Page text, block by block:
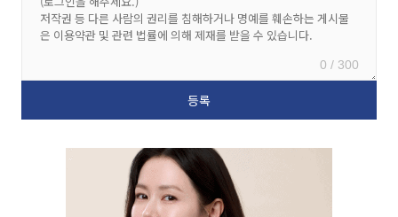
0 / 300